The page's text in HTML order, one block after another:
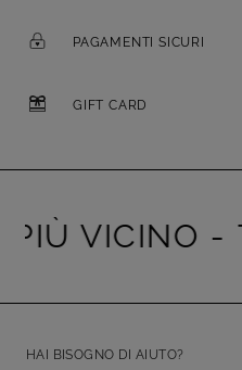
PAGAMENTI SICURI
GIFT CARD
VICINO -
HAI BISOGNO DI AIUTO?